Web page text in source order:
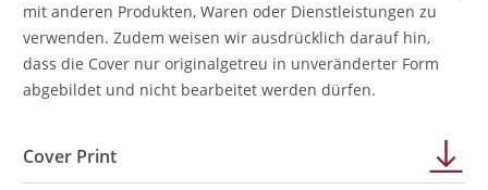
mit anderen Produkten, Waren oder Dienstleistungen zu
verwenden. Zudem weisen wir ausdrücklich darauf hin,
dass die Cover nur originalgetreu in unveränderter Form
abgebildet und nicht bearbeitet werden dürfen.
Cover Print